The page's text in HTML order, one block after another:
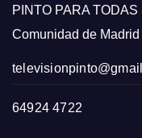
PINTO PARA
Comunidad de Madrid
64924 4722